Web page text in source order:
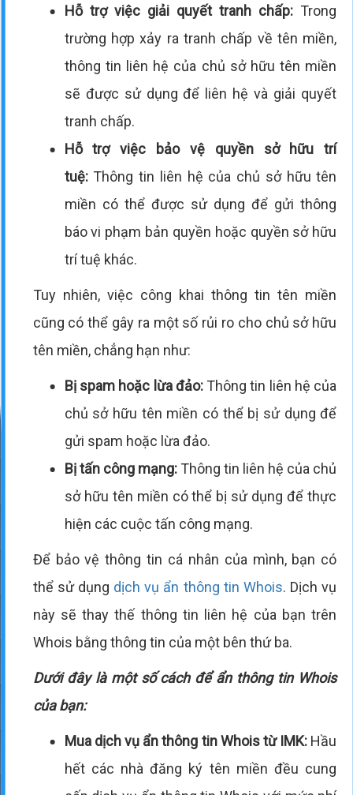
Hỗ trợ việc giải quyết tranh chấp:Trong
trường hợp xảy ra tranh chấp về tên miền,
thông tin liên hệ của chủ sở hữu tên miền
sẽ được sử dụng để liên hệ và giải quyết
tranh chấp.
Hỗ trợ việc bảo vệ quyền sở hữu trí
tuệ:Thông tin liên hệ của chủ sở hữu tên
miền có thể được sử dụng để gửi thông
báo vi phạm bản quyền hoặc quyền sở hữu
trí tuệ khác.
Tuy nhiên, việc công khai thông tin tên miền
cũng có thể gây ra một số rủi ro cho chủ sở hữu
tên miền, chẳng hạn như:
Bị spam hoặc lừa đảo:Thông tin liên hệ của
chủ sở hữu tên miền có thể bị sử dụng để
gửi spam hoặc lừa đảo.
Bị tấn công mạng:Thông tin liên hệ của chủ
sở hữu tên miền có thể bị sử dụng để thực
hiện các cuộc tấn công mạng.
Để bảo vệ thông tin cá nhân của mình, bạn có
thể sử dụng dịch vụ ẩn thông tin Whois. Dịch vụ
này sẽ thay thế thông tin liên hệ của bạn trên
Whois bằng thông tin của một bên thứ ba.
Dưới đây là một số cách để ẩn thông tin Whois
của bạn:
Mua dịch vụ ẩn thông tin Whois từ IMK:Hầu
hết các nhà đăng ký tên miền đều cung